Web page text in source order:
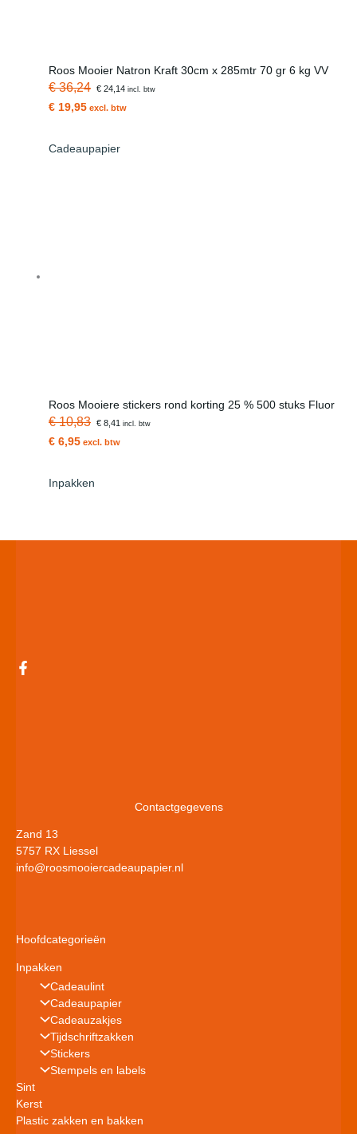
Roos Mooier Natron Kraft 30cm x 285mtr 70 gr 6 kg VV
€ 36,24 € 24,14incl. btw
€ 19,95 excl. btw
Cadeaupapier
Roos Mooiere stickers rond korting 25 % 500 stuks Fluor
€ 10,83 € 8,41 incl. btw
€ 6,95 excl. btw
Inpakken
Contactgegevens
Zand 13
5757 RX Liessel
info@roosmooiercadeaupapier.nl
Hoofdcategorieën
Inpakken
Cadeaulint
Cadeaupapier
Cadeauzakjes
Tijdschriftzakken
Stickers
Stempels en labels
Sint
Kerst
Plastic zakken en bakken